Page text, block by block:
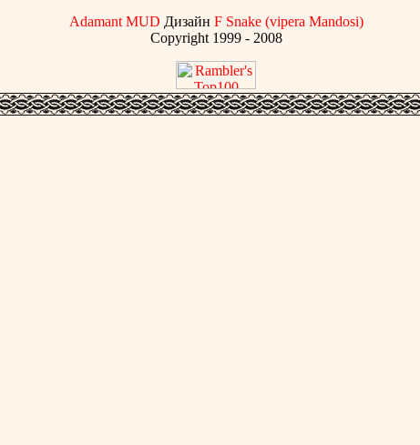
Adamant MUD Дизайн F Snake (vipera Mandosi)
Copyright 1999 - 2008